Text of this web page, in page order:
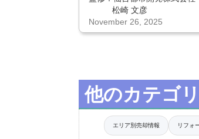
松崎 文彦
November 26, 2025
他のカテゴ
エリア別売却情報 リフォ